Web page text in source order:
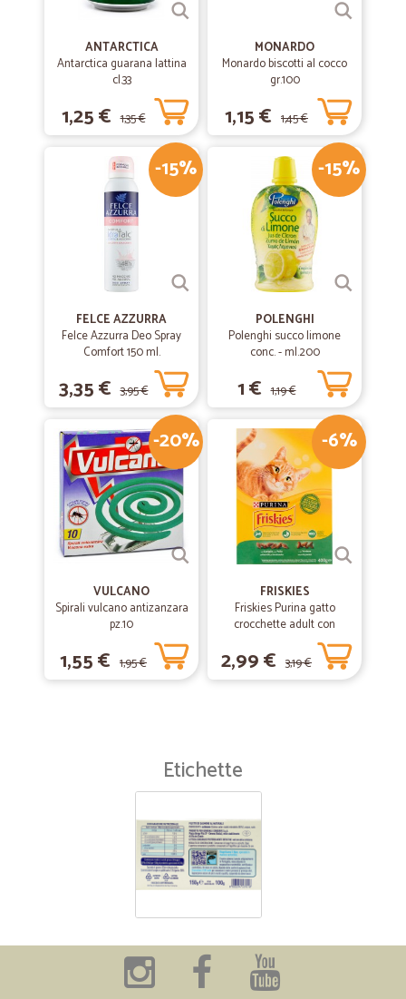
ANTARCTICA
Antarctica guarana lattina
cl.33
1,25 € 1,35 €
MONARDO
Monardo biscotti al cocco
gr.100
1,15 € 1,45 €
-15%
FELCE AZZURRA
Felce Azzurra Deo Spray
Comfort 150 ml.
3,35 € 3,95 €
-15%
POLENGHI
Polenghi succo limone
conc. - ml.200
1 € 1,19 €
-20%
VULCANO
Spirali vulcano antizanzara
pz.10
1,55 € 1,95 €
-6%
FRISKIES
Friskies Purina gatto
crocchette adult con
coniglio, pollo e verdure
scatola gr.400
2,99 € 3,19 €
Etichette